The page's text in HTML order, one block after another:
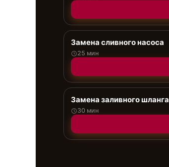
Замена сливного насоса
25 мин
Замена заливного шланга
30 мин